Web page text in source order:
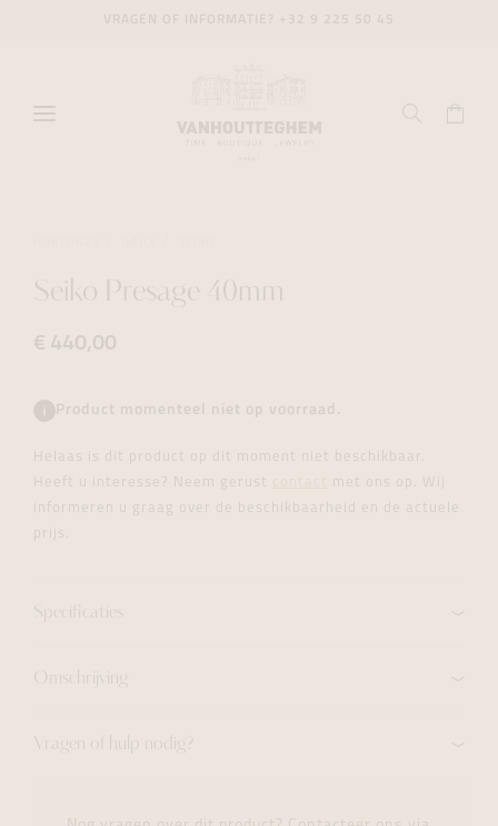
Seiko Presage 40mm
€ 440,00
Product momenteel niet op voorraad.
Helaas is dit product op dit moment niet beschikbaar.
Heeft u interesse? Neem gerust
met ons op. Wij
informeren u graag over de beschikbaarheid en de actuele
prijs.
Specificaties
Omschrijving
Vragen of hulp nodig?